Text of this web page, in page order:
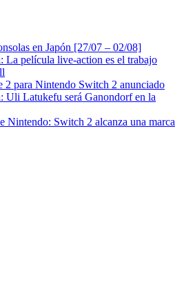
en Japón [27/07 – 02/08]
La película live-action es el trabajo
2 para Nintendo Switch 2 anunciado
Uli Latukefu será Ganondorf en la
Nintendo: Switch 2 alcanza una marca